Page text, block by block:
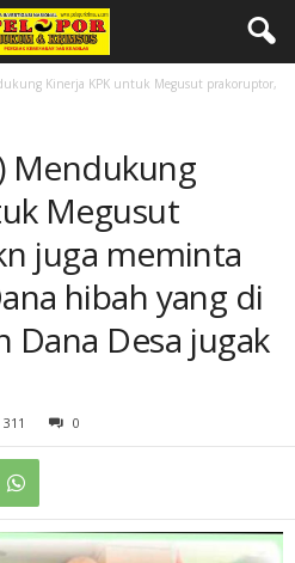
Kinerja KPK untuk Megusut prakoruptor,
Mendukung
Megusut
juga meminta
hibah yang di
Dana Desa jugak
311 0